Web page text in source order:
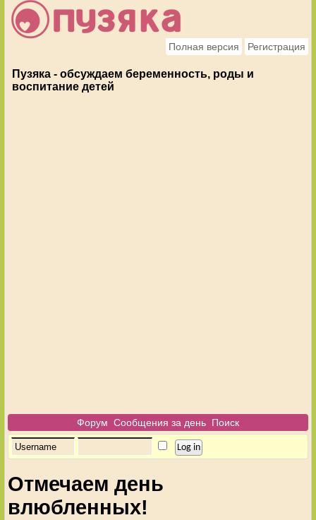
Полная версия Регистрация
Пузяка - обсуждаем беременность, роды и
воспитание детей
Форум Сообщения за день Поиск
Отмечаем день
влюбленных!